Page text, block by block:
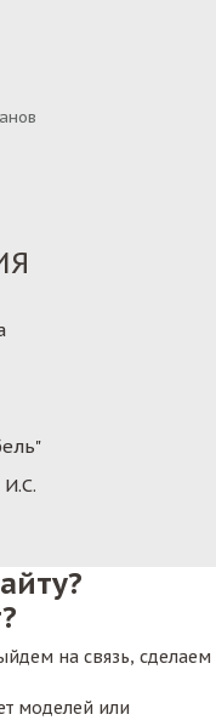
на связь, сделаем
моделей или